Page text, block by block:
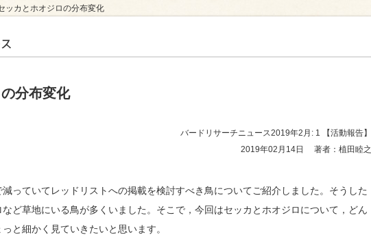
ッカとホオジロの分布変化
分布変化
バードリサーチニュース2019年2月: 1
【活動報告】
2019年02月14日
著者：植田睦之
減っていてレッドリストへの掲載を検討すべき鳥についてご紹介しました。そうした
ど草地にいる鳥が多くいました。そこで，今回はセッカとホオジロについて，どん
と細かく見ていきたいと思います。